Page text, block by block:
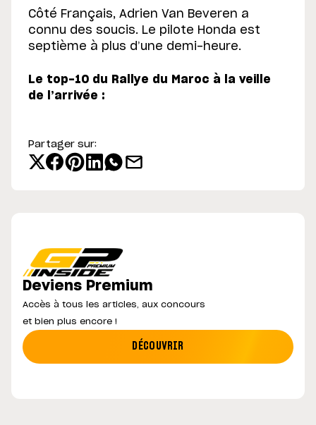
Côté Français, Adrien Van Beveren a
connu des soucis. Le pilote Honda est
septième à plus d’une demi-heure.
Le top-10 du Rallye du Maroc à la veille
de l’arrivée :
Partager sur:
Deviens Premium
Accès à tous les articles, aux concours
et bien plus encore !
DÉCOUVRIR